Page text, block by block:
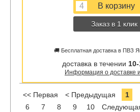
Заказ в 1 клик
🚚 Бесплатная доставка в ПВЗ
доставка в течении
Информация о доставке
<< Первая < Предыдущая 1
6
7 8 9 10